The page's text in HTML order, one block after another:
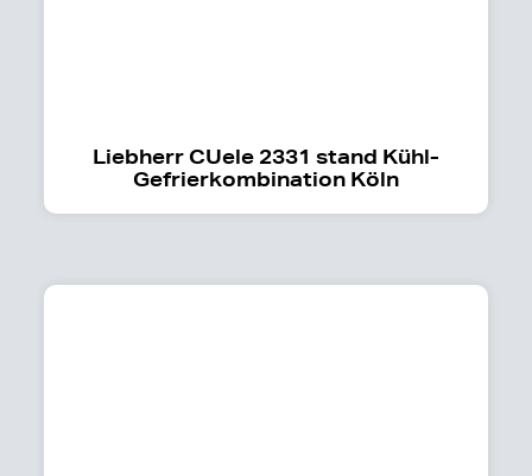
Liebherr CUele 2331 stand Kühl-
Gefrierkombination Köln